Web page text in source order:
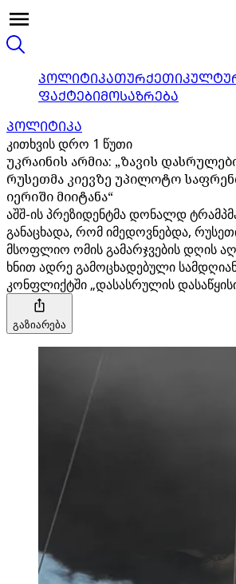
ᲞᲝᲚᲘᲢᲘᲙᲐᲗᲣᲠᲥᲔᲗᲘ
ᲤᲐᲥᲢᲔᲑᲘᲛᲝᲡᲐᲖᲠᲔᲑᲐ
ᲞᲝᲚᲘᲢᲘᲙᲐ
კითხვის დრო 1 წუთი
უკრაინის არმია: „ზავის
რუსეთმა კიევზე უპილოტო
იერიში მიიტანა“
აშშ-ის პრეზიდენტმა დონალდ
განაცხადა, რომ იმედოვნებდა,
მსოფლიო ომის გამარჯვების დღის
ხნით ადრე გამოცხადებული
კონფლიქტში „დასასრულის
გაზიარება